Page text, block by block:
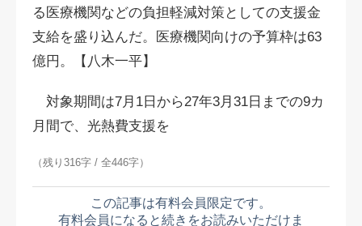
る医療機関などの負担軽減対策としての支援金
支給を盛り込んだ。医療機関向けの予算枠は63
億円。【八木一平】
対象期間は7月1日から27年3月31日までの9カ
月間で、光熱費支援を
（残り316字 / 全446字）
この記事は有料会員限定です。
有料会員になると続きをお読みいただけま